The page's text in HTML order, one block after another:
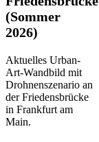
(Sommer
2026)
(Sommer
2026)
Aktuelles Urban-
Art-Wandbild mit
Drohnenszenario an
der Friedensbrücke
in Frankfurt am
Main.